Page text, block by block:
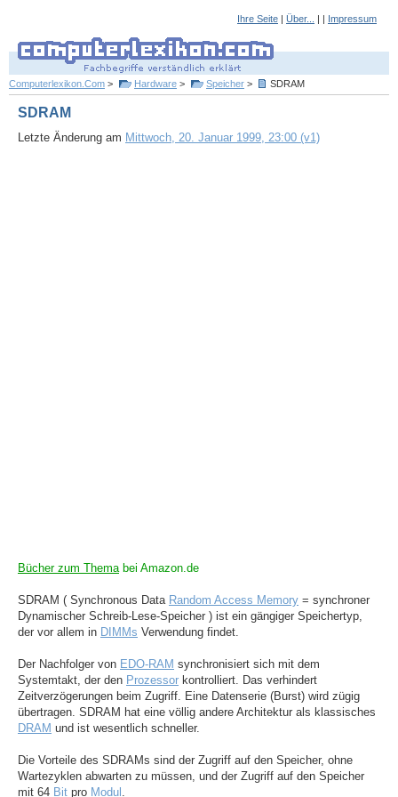
Ihre Seite | Über... | | Impressum
Computerlexikon.Com > Hardware > Speicher > SDRAM
SDRAM
Letzte Änderung am Mittwoch, 20. Januar 1999, 23:00 (v1)
Bücher zum Themabei Amazon.de
SDRAM ( Synchronous Data Random Access Memory = synchroner
Dynamischer Schreib-Lese-Speicher ) ist ein gängiger Speichertyp,
der vor allem in DIMMs Verwendung findet.
Der Nachfolger von EDO-RAM synchronisiert sich mit dem
Systemtakt, der den Prozessor kontrolliert. Das verhindert
Zeitverzögerungen beim Zugriff. Eine Datenserie (Burst) wird zügig
übertragen. SDRAM hat eine völlig andere Architektur als klassisches
DRAM und ist wesentlich schneller.
Die Vorteile des SDRAMs sind der Zugriff auf den Speicher, ohne
Wartezyklen abwarten zu müssen, und der Zugriff auf den Speicher
mit 64 Bit pro Modul .